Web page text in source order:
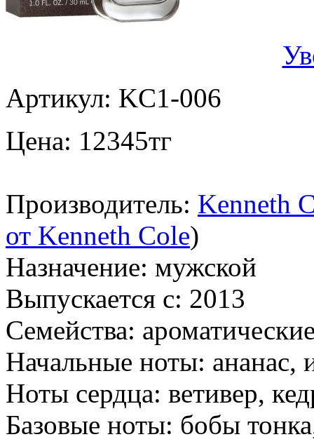
Артикул: KC1-006
Цена: 12345тг
Производитель: Kenneth
от Kenneth Cole)
Назначение: мужской
Выпускается с: 2013
Семейства:
Начальные ноты: ананас,
Ноты сердца: ветивер,
Базовые ноты: бобы